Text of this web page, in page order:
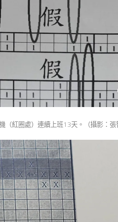
（紅圈處）連續上班13天。（攝影：張